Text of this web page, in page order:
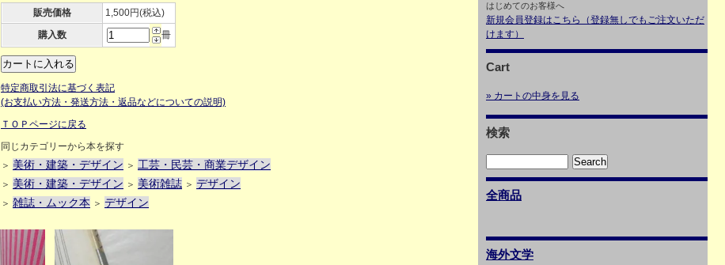
販売価格
1,500円(税込)
購入数
冊
特定商取引法に基づく表記
(お支払い方法・発送方法・返品などについての説明)
ＴＯＰページに戻る
同じカテゴリーから本を探す
＞ 美術・建築・デザイン ＞ 工芸・民芸・商業デザイン
＞ 美術・建築・デザイン ＞ 美術雑誌 ＞ デザイン
＞ 雑誌・ムック本 ＞ デザイン
はじめてのお客様へ
新規会員登録はこちら（登録無しでもご注文いただ
けます）
Cart
» カートの中身を見る
検索
全商品
海外文学